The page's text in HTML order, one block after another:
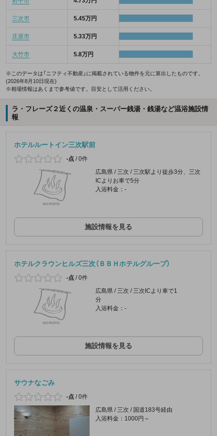
三次市 5.45万円
庄原市 5.33万円
大竹市 5.8万円
※このデータは「ニフティ不動産」に掲載されている物件を元に算出したものです。
(2026年8月10日現在)
※相場情報はあくまで参考値です。目安として活用ください。
ラ・フレーズ２近くの温泉・スーパー銭湯・銭湯など温浴施設情
報
ホテルルートイン三次駅前
-点 /0件
広島県 / 三次 / 三次駅より徒歩3分、三次
ICよりお車で5分
入浴料金：-
施設情報を見る
ホテルクラウンヒルズ三次（ＢＢＨホテルグループ）
-点 /0件
広島県 / 三次 / 三次ICより車で1
分
入浴料金：-
施設情報を見る
サウナなごみ
-点 /0件
広島県 / 三次 / 国道183号経由
入浴料金：1000円～